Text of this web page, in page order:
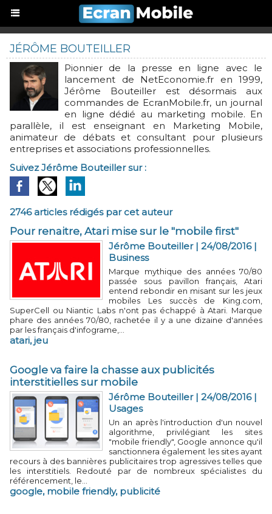
JÉRÔME BOUTEILLER
Pionnier de la presse en ligne avec le
lancement de NetEconomie.fr en 1999,
Jérôme Bouteiller est désormais aux
commandes de EcranMobile.fr, un journal
en ligne dédié au marketing mobile. En
parallèle, il est enseignant en Marketing Mobile,
animateur de débats et consultant pour plusieurs
entreprises et associations professionnelles.
Suivez Jérôme Bouteiller sur :
2746 articles rédigés par cet auteur
Pour renaitre, Atari mise sur le "mobile first"
Jérôme Bouteiller | 24/08/2016|
Business
Marque mythique des années 70/80
passée sous pavillon français, Atari
entend rebondir en misant sur les jeux
mobiles Les succès de King.com,
SuperCell ou Niantic Labs n'ont pas échappé à Atari. Marque
phare des années 70/80, rachetée il y a une dizaine d'années
par les français d'infograme,...
atari,jeu
Google va faire la chasse aux publicités
interstitielles sur mobile
Jérôme Bouteiller | 24/08/2016|
Usages
Un an après l'introduction d'un nouvel
algorithme, privilégiant les sites
"mobile friendly", Google annonce qu'il
sanctionnera également les sites ayant
recours à des bannières publicitaires trop agressives telles que
les interstitiels. Redouté par de nombreux spécialistes du
référencement, le...
google, mobile friendly, publicité